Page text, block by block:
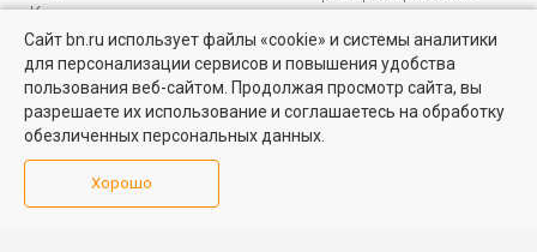
Квартиры на вторичном рынке
Более 10 тысяч квартир в Санкт-Петербурге и области от
собственников и агентств недвижимости
Посмотреть
Коммерческая
недвижимость
персональных данных
Карта сайта
Медийная реклама
PR продвижение
Аналитика
недвижимости
Сайт bn.ru использует файлы «cookie» и системы аналитики
для персонализации сервисов и повышения удобства
пользования веб-сайтом. Продолжая просмотр сайта, вы
разрешаете их использование и соглашаетесь на обработку
обезличенных персональных данных.
Хорошо